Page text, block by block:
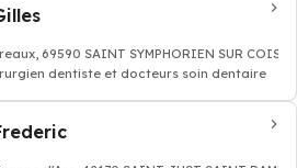
69590 SAINT SYMPHORIEN SUR COISE
dentiste et docteurs soin dentaire